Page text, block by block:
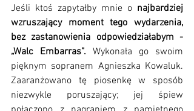
Jeśli ktoś zapytałby mnie o najbardziej
wzruszający moment tego wydarzenia,
bez zastanowienia odpowiedziałabym -
„Walc Embarras”. Wykonała go swoim
pięknym sopranem Agnieszka Kowaluk.
Zaaranżowano tę piosenkę w sposób
niezwykle poruszający; jej śpiew